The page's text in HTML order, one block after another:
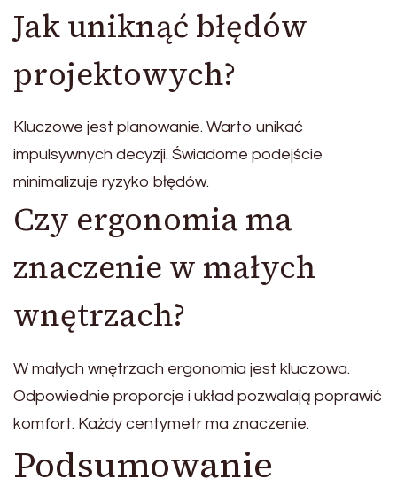
Jak uniknąć błędów
projektowych?
Kluczowe jest planowanie. Warto unikać
impulsywnych decyzji. Świadome podejście
minimalizuje ryzyko błędów.
Czy ergonomia ma
znaczenie w małych
wnętrzach?
W małych wnętrzach ergonomia jest kluczowa.
Odpowiednie proporcje i układ pozwalają poprawić
komfort. Każdy centymetr ma znaczenie.
Podsumowanie